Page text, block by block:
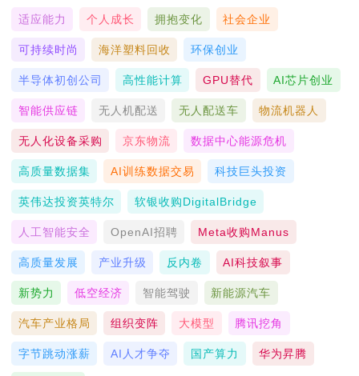
适应能力 个人成长 拥抱变化 社会企业
可持续时尚 海洋塑料回收 环保创业
半导体初创公司 高性能计算 GPU替代 AI芯片创业
智能供应链 无人机配送 无人配送车 物流机器人
无人化设备采购 京东物流 数据中心能源危机
高质量数据集 AI训练数据交易 科技巨头投资
英伟达投资英特尔 软银收购DigitalBridge
人工智能安全 OpenAI招聘 Meta收购Manus
高质量发展 产业升级 反内卷 AI科技叙事
新势力 低空经济 智能驾驶 新能源汽车
汽车产业格局 组织变阵 大模型 腾讯挖角
字节跳动涨薪 AI人才争夺 国产算力 华为昇腾